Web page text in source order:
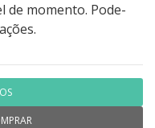
de momento. Pode-